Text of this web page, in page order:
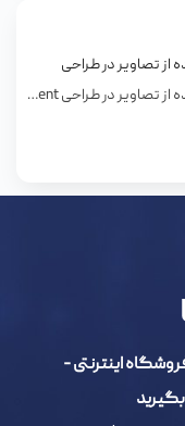
سال 1396، سال استفاده از تصاویر در طراحی Untitled Document در بین فهرست مدهای طراحی امسال (1396) که طراح های مختلف پیشنهاد داده بودند، یه سری پیش بینی های مشترکی به چشم میخورد، مثلا: استفاده از رنگهای درخشان قالب های جداکننده نمایشگر ظهور تصاویر البته قبلا هم در طراحی وب از تصاویر استفاده شده. سالهای […]
اینترنتی -